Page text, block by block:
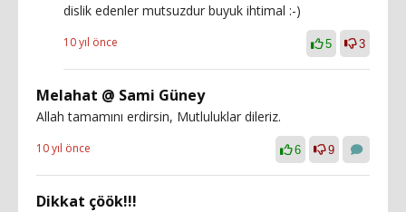
dislik edenler mutsuzdur buyuk ihtimal :-)
10 yıl önce 5 3
Melahat @ Sami Güney
Allah tamamını erdirsin, Mutluluklar dileriz.
10 yıl önce 6 9
Dikkat çöök!!!